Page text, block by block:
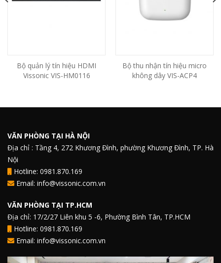
Bộ quản lý tín hiệu HDMI
Vissonic VIS-HM0116
Bộ thu nhận tín hiệu micro
không dây VIS-ACP4
VĂN PHÒNG TẠI HÀ NỘI
Địa chỉ : Tầng 4, 272 Khương Đình, phường Khương Đình, TP. Hà
Nội
Hotline: 0981.870.169
Email: info@vissonic.com.vn
VĂN PHÒNG TẠI TP.HCM
Địa chỉ: 17/2/27 Liên khu 5 -6, Phường Bình Tân, TP.HCM
Hotline: 0981.870.169
Email: info@vissonic.com.vn